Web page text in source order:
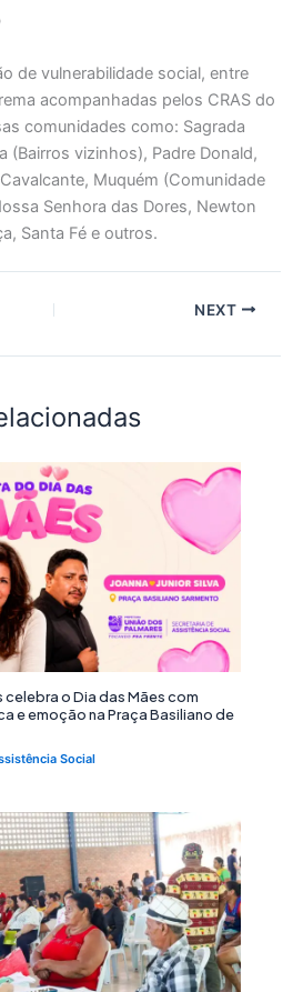
de vulnerabilidade social, entre
acompanhadas pelos CRAS do
comunidades como: Sagrada
(Bairros vizinhos), Padre Donald,
Muquém (Comunidade
Senhora das Dores, Newton
Santa Fé e outros.
NEXT
celebra o Dia das Mães com
e emoção na Praça Basiliano de
Social